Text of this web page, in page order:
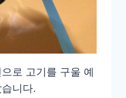
로 고기를 구울 예
니다.